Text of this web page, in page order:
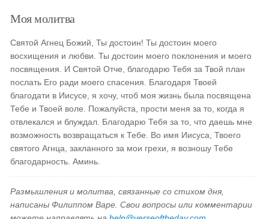
Моя молитва
Святой Агнец Божий, Ты достоин! Ты достоин моего
восхищения и любви. Ты достоин моего поклонения и моего
посвящения. И Святой Отче, благодарю Тебя за Твой план
послать Его ради моего спасения. Благодаря Твоей
благодати в Иисусе, я хочу, чтоб моя жизнь была посвящена
Тебе и Твоей воле. Пожалуйста, прости меня за то, когда я
отвлекался и блуждал. Благодарю Тебя за то, что даешь мне
возможность возвращаться к Тебе. Во имя Иисуса, Твоего
святого Агнца, закланного за мои грехи, я возношу Тебе
благодарность. Аминь.
Размышления и молитва, связанные со стихом дня,
написаны Филиппом Варе. Свои вопросы или комментарии